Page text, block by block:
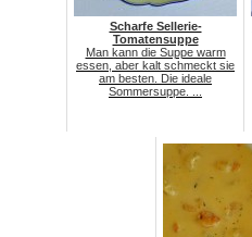
Scharfe Sellerie-
Tomatensuppe
Man kann die Suppe warm
essen, aber kalt schmeckt sie
am besten. Die ideale
Sommersuppe. ...